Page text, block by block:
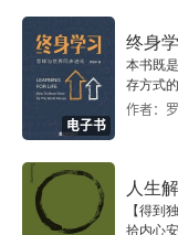
二 同质群体
第二章 被称为
第三章 刑事犯罪
第四章 选民群体
第五章 议会
电子书
终身
本书既
存方式
作者：
人生
【得到
拾内心